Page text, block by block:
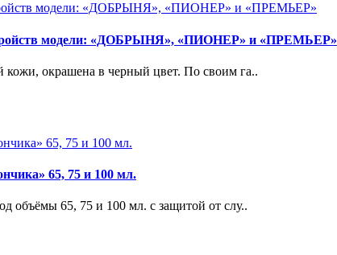
модели: «ДОБРЫНЯ», «ПИОНЕР» и «ПРЕМЬЕР»
кожи, окрашена в черный цвет. По своим га..
65, 75 и 100 мл.
объёмы 65, 75 и 100 мл. с защитой от слу..